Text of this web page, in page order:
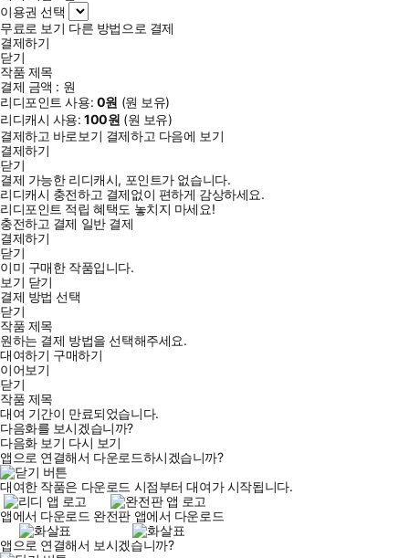
이용권 선택
무료로 보기 다른 방법으로 결제
결제하기
닫기
작품 제목
결제 금액 : 원
리디포인트 사용: 0원 (원 보유)
리디캐시 사용:100원 (원 보유)
결제하고 바로보기 결제하고 다음에 보기
결제하기
닫기
결제 가능한 리디캐시, 포인트가 없습니다.
리디캐시 충전하고 결제없이 편하게 감상하세요.
리디포인트 적립 혜택도 놓치지 마세요!
충전하고 결제 일반 결제
결제하기
닫기
이미 구매한 작품입니다.
보기 닫기
결제 방법 선택
닫기
작품 제목
원하는 결제 방법을 선택해주세요.
대여하기 구매하기
이어보기
닫기
작품 제목
대여 기간이 만료되었습니다.
다음화를 보시겠습니까?
다음화 보기 다시 보기
앱으로 연결해서 다운로드하시겠습니까?
대여한 작품은 다운로드 시점부터 대여가 시작됩니다.
앱에서 다운로드 완전판 앱에서 다운로드
앱으로 연결해서 보시겠습니까?